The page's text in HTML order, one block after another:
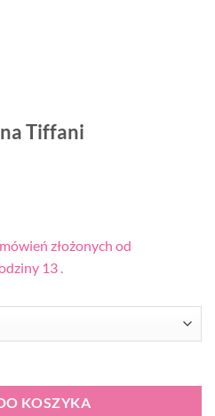
Tiffani
złożonych od
13 .
KOSZYKA